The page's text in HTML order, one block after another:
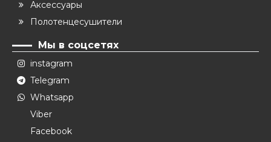
Аксессуары
Полотенцесушители
Мы в соцсетях
instagram
Telegram
Whatsapp
Viber
Facebook